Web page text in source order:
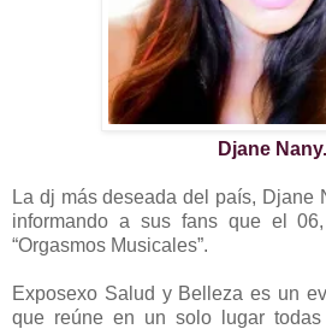
Djane Nany.
La dj más deseada del país, Djane
informando a sus fans que el
“Orgasmos Musicales”.
Exposexo Salud y Belleza es un
que reúne en un solo lugar